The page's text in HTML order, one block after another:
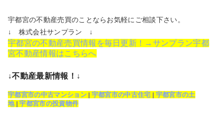
宇都宮の不動産売買のことならお気軽にご相談下さい。
↓ 株式会社サンプラン ↓
宇都宮の不動産売買情報を毎日更新！→サンプラン宇都
宮不動産情報はこちらへ
↓不動産最新情報！↓
宇都宮市の中古マンション| 宇都宮市の中古住宅 | 宇都宮市の土
地|宇都宮市の投資物件